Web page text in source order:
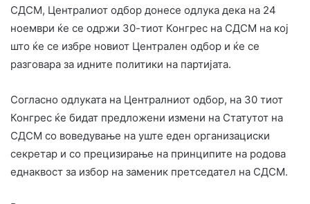
СДСМ, Централиот одбор донесе одлука дека на 24
ноември ќе се одржи 30-тиот Конгрес на СДСМ на кој
што ќе се избре новиот Централен одбор и ќе се
разговара за идните политики на партијата.
Согласно одлуката на Централниот одбор, на 30 тиот
Конгрес ќе бидат предложени измени на Статутот на
СДСМ со воведување на уште еден организациски
секретар и со прецизирање на принципите на родова
еднаквост за избор на заменик претседател на СДСМ.